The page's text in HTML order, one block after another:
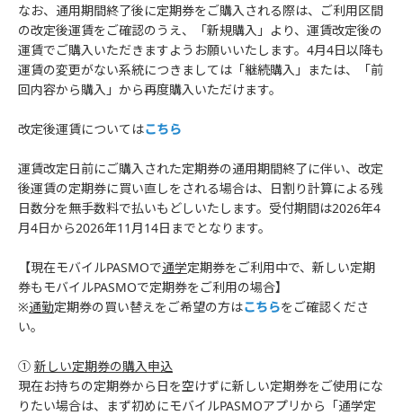
なお、通用期間終了後に定期券をご購入される際は、ご利用区間
の改定後運賃をご確認のうえ、「新規購入」より、運賃改定後の
運賃でご購入いただきますようお願いいたします。4月4日以降も
運賃の変更がない系統につきましては「継続購入」または、「前
回内容から購入」から再度購入いただけます。
改定後運賃についてはこちら
運賃改定日前にご購入された定期券の通用期間終了に伴い、改定
後運賃の定期券に買い直しをされる場合は、日割り計算による残
日数分を無手数料で払いもどしいたします。受付期間は2026年4
月4日から2026年11月14日までとなります。
【現在モバイルPASMOで通学定期券をご利用中で、新しい定期
券もモバイルPASMOで定期券をご利用の場合】
※通勤定期券の買い替えをご希望の方はこちらをご確認くださ
い。
① 新しい定期券の購入申込
現在お持ちの定期券から日を空けずに新しい定期券をご使用にな
りたい場合は、まず初めにモバイルPASMOアプリから「通学定